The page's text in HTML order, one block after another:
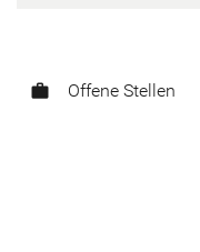
work Offene Stellen